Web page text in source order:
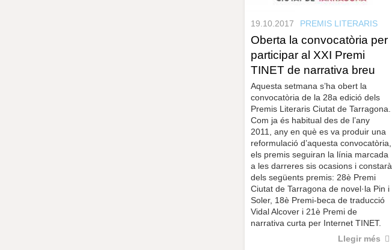
19.10.2017 PREMIS LITERARIS
Oberta la convocatòria per
participar al XXI Premi
TINET de narrativa breu
Aquesta setmana s’ha obert la
convocatòria de la 28a edició dels
Premis Literaris Ciutat de Tarragona.
Com ja és habitual des de l’any
2011, any en què es va produir una
reformulació d’aquesta convocatòria,
els premis seguiran la línia marcada
a les darreres sis ocasions i constarà
dels següents premis: 28è Premi
Ciutat de Tarragona de novel·la Pin i
Soler, 18è Premi-beca de traducció
Vidal Alcover i 21è Premi de
narrativa curta per Internet TINET.
Llegir més